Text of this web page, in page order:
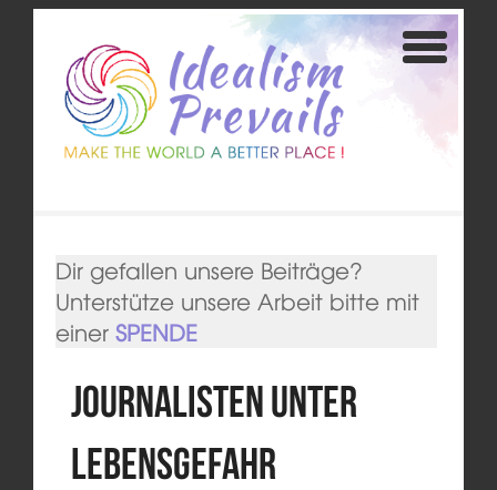
Dir gefallen unsere Beiträge?
Unterstütze unsere Arbeit bitte mit
einer SPENDE
Journalisten unter
Lebensgefahr